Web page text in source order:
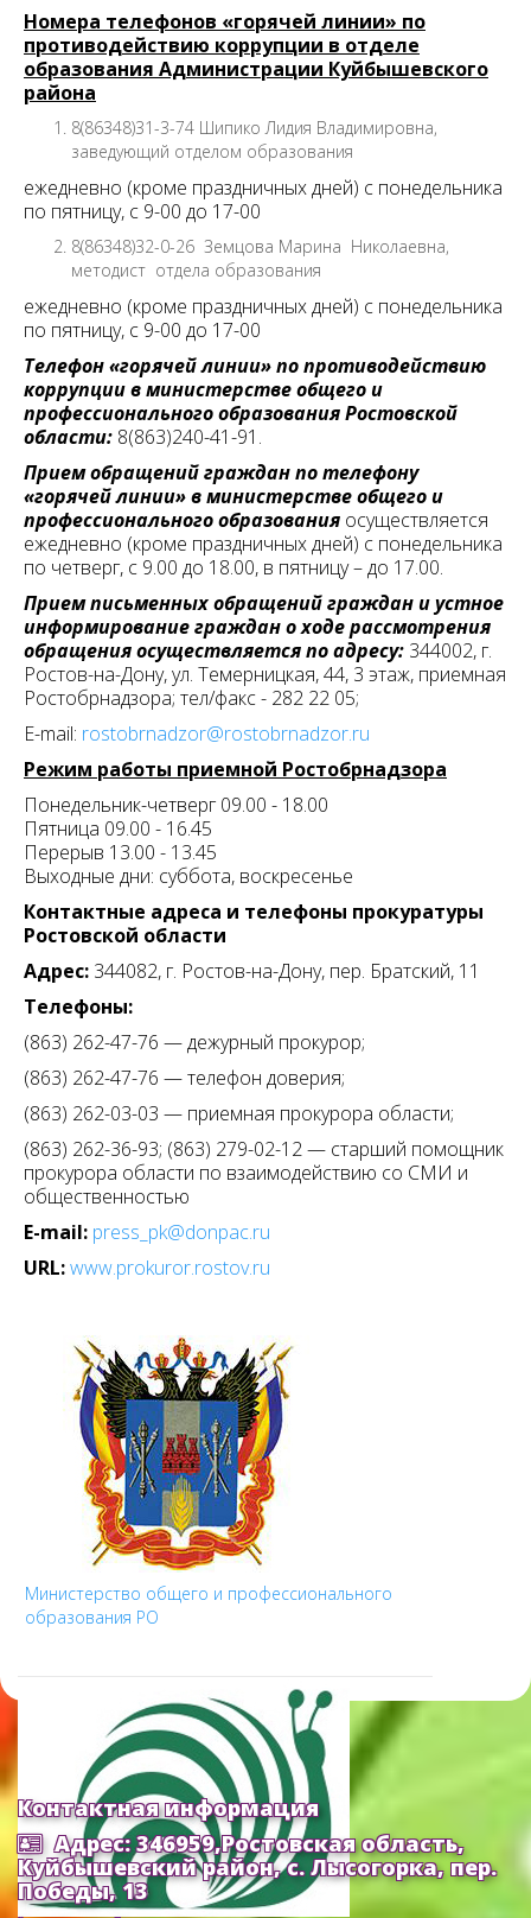
Номера телефонов «горячей линии» по
противодействию коррупции в отделе
образования Администрации Куйбышевского
района
8(86348)31-3-74 Шипико Лидия Владимировна,
заведующий отделом образования
ежедневно (кроме праздничных дней) с понедельника
по пятницу, с 9-00 до 17-00
8(86348)32-0-26 Земцова Марина Николаевна,
методист отдела образования
ежедневно (кроме праздничных дней) с понедельника
по пятницу, с 9-00 до 17-00
Телефон «горячей линии» по противодействию
коррупции в министерстве общего и
профессионального образования Ростовской
области: 8(863)240-41-91.
Прием обращений граждан по телефону
«горячей линии» в министерстве общего и
профессионального образования осуществляется
ежедневно (кроме праздничных дней) с понедельника
по четверг, с 9.00 до 18.00, в пятницу – до 17.00.
Прием письменных обращений граждан и устное
информирование граждан о ходе рассмотрения
обращения осуществляется по адресу: 344002, г.
Ростов-на-Дону, ул. Темерницкая, 44, 3 этаж, приемная
Ростобрнадзора; тел/факс - 282 22 05;
E-mail: rostobrnadzor@rostobrnadzor.ru
Режим работы приемной Ростобрнадзора
Понедельник-четверг 09.00 - 18.00
Пятница 09.00 - 16.45
Перерыв 13.00 - 13.45
Выходные дни: суббота, воскресенье
Контактные адреса и телефоны прокуратуры
Ростовской области
Адрес: 344082, г. Ростов-на-Дону, пер. Братский, 11
Телефоны:
(863) 262-47-76 — дежурный прокурор;
(863) 262-47-76 — телефон доверия;
(863) 262-03-03 — приемная прокурора области;
(863) 262-36-93; (863) 279-02-12 — старший помощник
прокурора области по взаимодействию со СМИ и
общественностью
E-mail: press_pk@donpac.ru
URL:www.prokuror.rostov.ru
Министерство общего и профессионального
образования РО
Контактная информация
Адрес: 346959,Ростовская область,
Куйбышевский район, с. Лысогорка, пер.
Победы, 13